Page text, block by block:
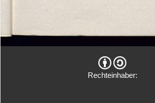
Rechteinhaber: